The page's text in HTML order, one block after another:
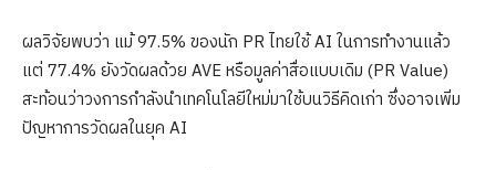
ผลวิจัยพบว่า แม้ 97.5% ของนัก PR ไทยใช้ AI ในการทำงานแล้ว
แต่ 77.4% ยังวัดผลด้วย AVE หรือมูลค่าสื่อแบบเดิม (PR Value)
สะท้อนว่าวงการกำลังนำเทคโนโลยีใหม่มาใช้บนวิธีคิดเก่า ซึ่งอาจเพิ่ม
ปัญหาการวัดผลในยุค AI